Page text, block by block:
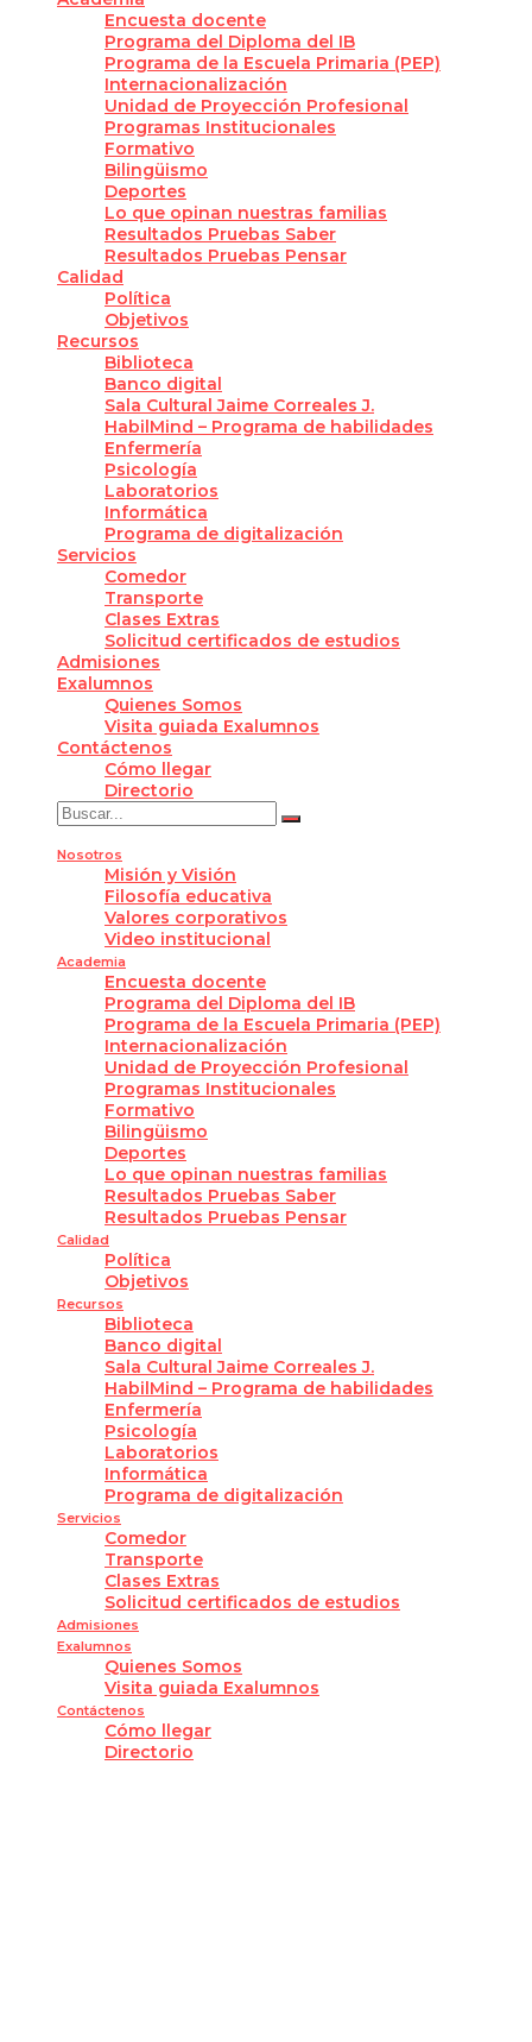
Encuesta docente
Programa del Diploma del IB
Programa de la Escuela Primaria (PEP)
Internacionalización
Unidad de Proyección Profesional
Programas Institucionales
Formativo
Bilingüismo
Deportes
Lo que opinan nuestras familias
Resultados Pruebas Saber
Resultados Pruebas Pensar
Calidad
Política
Objetivos
Recursos
Biblioteca
Banco digital
Sala Cultural Jaime Correales J.
HabilMind – Programa de habilidades
Enfermería
Psicología
Laboratorios
Informática
Programa de digitalización
Servicios
Comedor
Transporte
Clases Extras
Solicitud certificados de estudios
Admisiones
Exalumnos
Quienes Somos
Visita guiada Exalumnos
Contáctenos
Cómo llegar
Directorio
Nosotros
Misión y Visión
Filosofía educativa
Valores corporativos
Video institucional
Academia
Encuesta docente
Programa del Diploma del IB
Programa de la Escuela Primaria (PEP)
Internacionalización
Unidad de Proyección Profesional
Programas Institucionales
Formativo
Bilingüismo
Deportes
Lo que opinan nuestras familias
Resultados Pruebas Saber
Resultados Pruebas Pensar
Calidad
Política
Objetivos
Recursos
Biblioteca
Banco digital
Sala Cultural Jaime Correales J.
HabilMind – Programa de habilidades
Enfermería
Psicología
Laboratorios
Informática
Programa de digitalización
Servicios
Comedor
Transporte
Clases Extras
Solicitud certificados de estudios
Admisiones
Exalumnos
Quienes Somos
Visita guiada Exalumnos
Contáctenos
Cómo llegar
Directorio